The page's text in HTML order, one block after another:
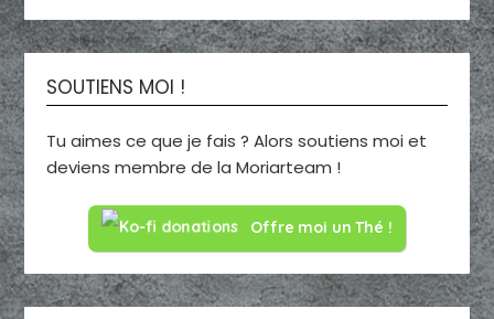
SOUTIENS MOI !
Tu aimes ce que je fais ? Alors soutiens moi et
deviens membre de la Moriarteam !
Offre moi un Thé !